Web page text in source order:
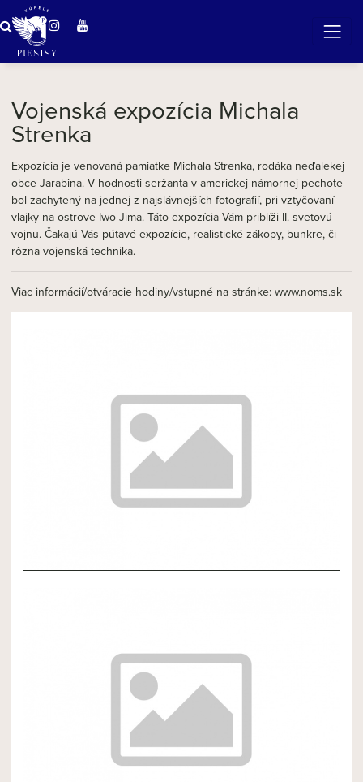
Zázračná voda v Pieninách
Vojenská expozícia Michala
Strenka
Expozícia je venovaná pamiatke Michala Strenka, rodáka neďalekej
obce Jarabina. V hodnosti seržanta v americkej námornej pechote
bol zachytený na jednej z najslávnejších fotografií, pri vztyčovaní
vlajky na ostrove Iwo Jima. Táto expozícia Vám priblíži II. svetovú
vojnu. Čakajú Vás pútavé expozície, realistické zákopy, bunkre, či
rôzna vojenská technika.
Viac informácií/otváracie hodiny/vstupné na stránke: www.noms.sk